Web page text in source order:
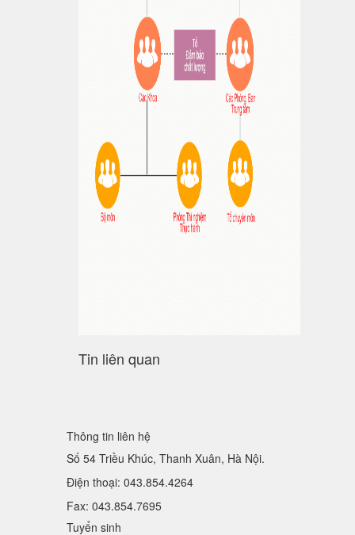
Tin liên quan
Thông tin liên hệ
Số 54 Triều Khúc, Thanh Xuân, Hà Nội.
Điện thoại: 043.854.4264
Fax: 043.854.7695
Tuyển sinh